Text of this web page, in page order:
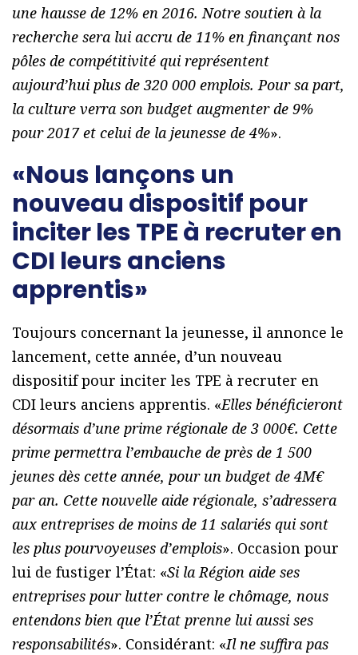
une hausse de 12% en 2016. Notre soutien à la
recherche sera lui accru de 11% en finançant nos
pôles de compétitivité qui représentent
aujourd’hui plus de 320 000 emplois. Pour sa part,
la culture verra son budget augmenter de 9%
pour 2017 et celui de la jeunesse de 4%».
«Nous lançons un
nouveau dispositif pour
inciter les TPE à recruter en
CDI leurs anciens
apprentis»
Toujours concernant la jeunesse, il annonce le
lancement, cette année, d’un nouveau
dispositif pour inciter les TPE à recruter en
CDI leurs anciens apprentis. «Elles bénéficieront
désormais d’une prime régionale de 3 000€. Cette
prime permettra l’embauche de près de 1 500
jeunes dès cette année, pour un budget de 4M€
par an. Cette nouvelle aide régionale, s’adressera
aux entreprises de moins de 11 salariés qui sont
les plus pourvoyeuses d’emplois». Occasion pour
lui de fustiger l’État: «Si la Région aide ses
entreprises pour lutter contre le chômage, nous
entendons bien que l’État prenne lui aussi ses
responsabilités». Considérant: «Il ne suffira pas